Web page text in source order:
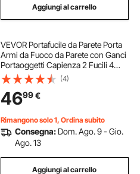
Aggiungi al carrello
VEVOR Portafucile da Parete Porta
Armi da Fuoco da Parete con Ganci
Portaoggetti Capienza 2 Fucili 4
Pistole Attrezzatura da Tiro
Pannello Portafucili Verticale da
Muro Garage Negozio Casa Sala
Giochi
(4)
4699€
Rimangono solo 1, Ordina subito
Consegna: Dom. Ago. 9 - Gio.
Ago. 13
Aggiungi al carrello